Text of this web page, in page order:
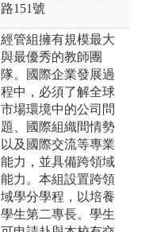
路151號
經管組擁有規模最大
與最優秀的教師團
隊。國際企業發展過
程中，必須了解全球
市場環境中的公司問
題、國際組織間情勢
以及國際交流等專業
能力，並具備跨領域
能力。本組設置跨領
域學分學程，以培養
學生第二專長。學生